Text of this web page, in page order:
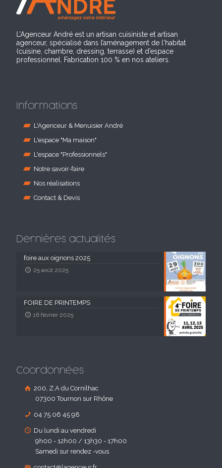
L’Agenceur André est un artisan cuisiniste et artisan
agenceur, spécialisé dans l’aménagement de l'habitat
(cuisine, chambre, dressing, terrasse) et d’espace
professionnel. Fabrication 100 % en nos ateliers.
Informations
L'Agenceur & Menuisier André
L'espace "Ma maison"
L'espace "Professionnels"
Notre savoir-faire
Nos réalisations
Contact & Devis
Dernières actualités
foire aux oignons 2025
25 août 2025
FOIRE DE PRINTEMPS
16 février 2025
Coordonnées
200, Z.A du Cornilhac
07300 Tournon sur Rhône
04 75 06 45 98
Du lundi au vendredi
9h00 - 12h00 / 13h30 - 17h00
Samedi sur rendez -vous